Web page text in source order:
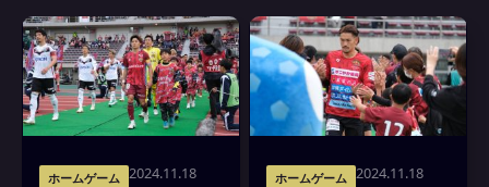
ホームゲーム 2024.11.18 ホームゲーム 2024.11.18